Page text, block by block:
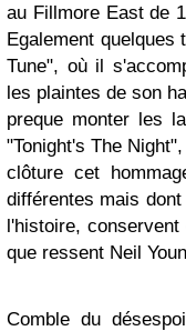
au Fillmore East de
Egalement quelques
Tune", où il
les plaintes de son
preque monter les
"Tonight's The
clôture cet
différentes mais
l'histoire,
que ressent Neil
Comble du